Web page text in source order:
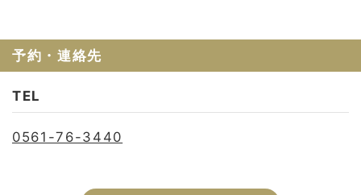
予約・連絡先
TEL
0561-76-3440